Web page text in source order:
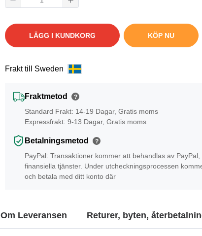
LÄGG I KUNDKORG KÖP NU
Frakt till Sweden
Fraktmetod ?
Standard Frakt: 14-19 Dagar, Gratis moms
Expressfrakt: 9-13 Dagar, Gratis moms
Betalningsmetod ?
PayPal: Transaktioner kommer att behandlas av
finansiella tjänster. Under utcheckningsprocessen
och betala med ditt konto där
Om Leveransen Returer, byten,